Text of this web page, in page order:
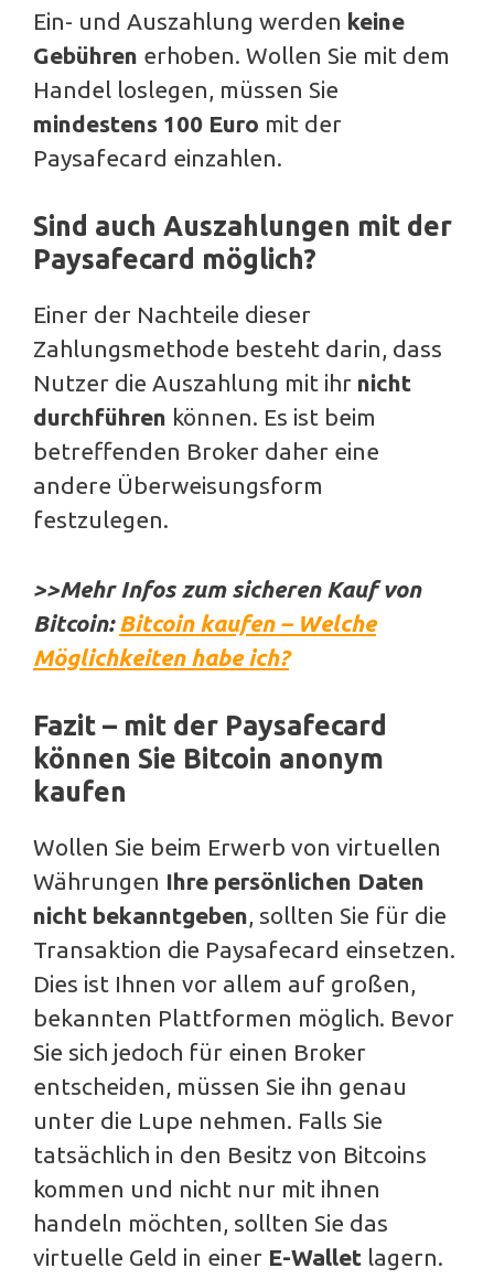
Ein- und Auszahlung werden keine
Gebühren erhoben. Wollen Sie mit dem
Handel loslegen, müssen Sie
mindestens 100 Euro mit der
Paysafecard einzahlen.
Sind auch Auszahlungen mit der
Paysafecard möglich?
Einer der Nachteile dieser
Zahlungsmethode besteht darin, dass
Nutzer die Auszahlung mit ihr nicht
durchführen können. Es ist beim
betreffenden Broker daher eine
andere Überweisungsform
festzulegen.
>>Mehr Infos zum sicheren Kauf von
Bitcoin: Bitcoin kaufen – Welche
Möglichkeiten habe ich?
Fazit – mit der Paysafecard
können Sie Bitcoin anonym
kaufen
Wollen Sie beim Erwerb von virtuellen
Währungen Ihre persönlichen Daten
nicht bekanntgeben, sollten Sie für die
Transaktion die Paysafecard einsetzen.
Dies ist Ihnen vor allem auf großen,
bekannten Plattformen möglich. Bevor
Sie sich jedoch für einen Broker
entscheiden, müssen Sie ihn genau
unter die Lupe nehmen. Falls Sie
tatsächlich in den Besitz von Bitcoins
kommen und nicht nur mit ihnen
handeln möchten, sollten Sie das
virtuelle Geld in einer E-Wallet lagern.